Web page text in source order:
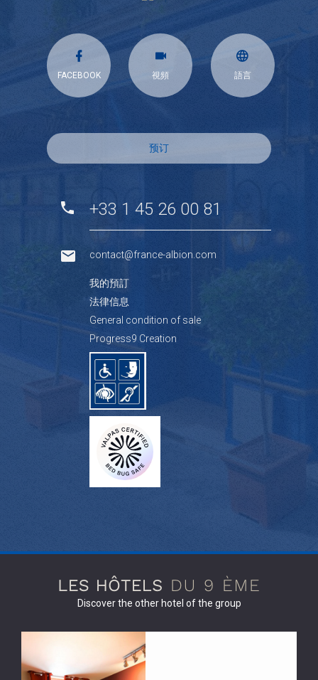
FACEBOOK 視頻 語言
预订
+33 1 45 26 00 81
contact@france-albion.com
我的預訂
法律信息
General condition of sale
Progress9 Creation
Discover the other hotel of the group